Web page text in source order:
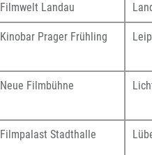
Filmwelt Landau
Kinobar Prager Frühling
Neue Filmbühne
Filmpalast Stadthalle